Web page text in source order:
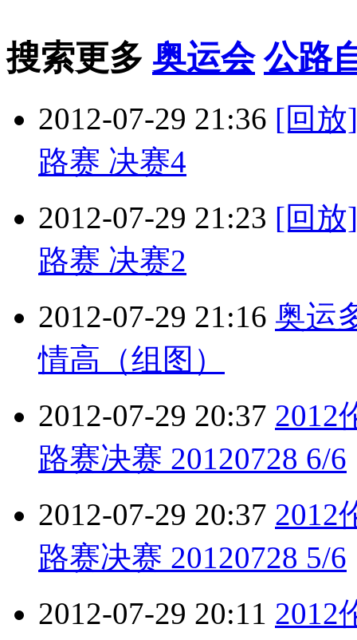
搜索更多 奥运会 公路
2012-07-29 21:36 [回放
路赛 决赛4
2012-07-29 21:23 [回放
路赛 决赛2
2012-07-29 21:16 奥运
情高（组图）
2012-07-29 20:37 2012
路赛决赛 20120728 6/6
2012-07-29 20:37 2012
路赛决赛 20120728 5/6
2012-07-29 20:11 2012